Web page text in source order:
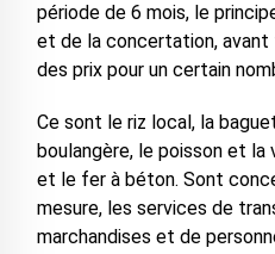
période de 6 mois, le
et de la concertation, avant
des prix pour un certain
Ce sont le riz local, la
boulangère, le poisson et
et le fer à béton. Sont
mesure, les services de
marchandises et de